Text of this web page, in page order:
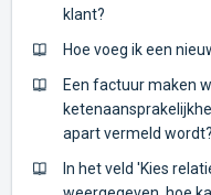
klant?
Hoe voeg ik een
Een factuur maken
apart vermeld wordt?
In het veld 'Kies